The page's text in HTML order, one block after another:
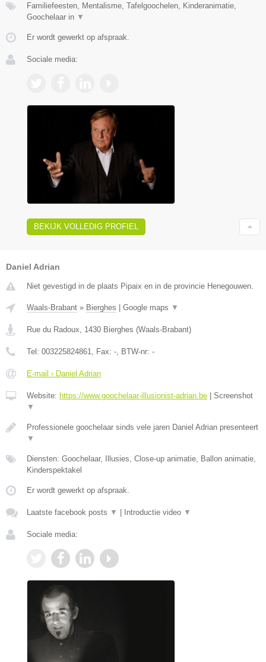
Familiefeesten, Mentalisme, Tafelgoochelen, Kinderanimatie,
Goochelaar in ▼
Er wordt gewerkt op afspraak.
Sociale media:
BEKIJK VOLLEDIG PROFIEL
Daniel Adrian
Niet gevestigd in de plaats Pipaix en in de provincie Henegouwen.
Waals-Brabant » Bierghes | Google maps ▼
Rue du Radoux 1430 Bierghes (Waals-Brabant)
Tel: 003225824861 , Fax: - , BTW-nr: -
E-mail › Daniel Adrian
Website: https://www.goochelaar-illusionist-adrian.be | Screenshot
▼
Professionele goochelaar sinds vele jaren Daniel Adrian presenteert
▼
Diensten: Goochelaar, Illusies, Close-up animatie, Ballon animatie,
Kinderspektakel
Er wordt gewerkt op afspraak.
Laatste facebook posts ▼ | Introductie video ▼
Sociale media: